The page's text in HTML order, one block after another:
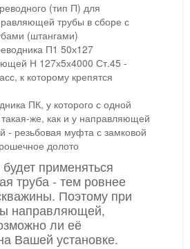
(тип П) для
трубы в сборе с
(штангами)
П1 50х127
Н 127х5х4000 Ст.45 -
к которому крепятся
ПК, у которого с одной
же, как и у направляющей
- резьбовая муфта с замковой
долото
применяться
труба - тем ровнее
Поэтому при
направляющей,
ли её
Вашей установке.